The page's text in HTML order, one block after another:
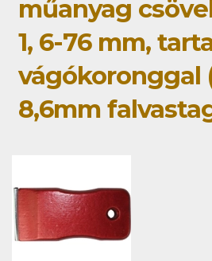
műanyag
1, 6-76 mm,
vágókoronggal
8,6mm